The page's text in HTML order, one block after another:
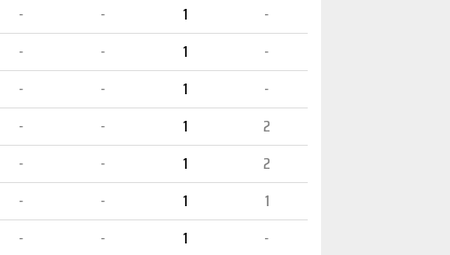
- - 1
-
- - 1
-
- - 1
-
- - 1
2
- - 1
2
- - 1
1
- - 1
-